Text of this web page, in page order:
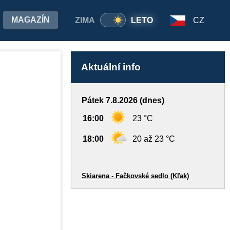
ZIMA LETO
MAGAZÍN CZ
Aktuální info
Pátek 7.8.2026 (dnes)
16:00 23 °C
18:00 20 až 23 °C
Skiarena - Fačkovské sedlo (Kľak)